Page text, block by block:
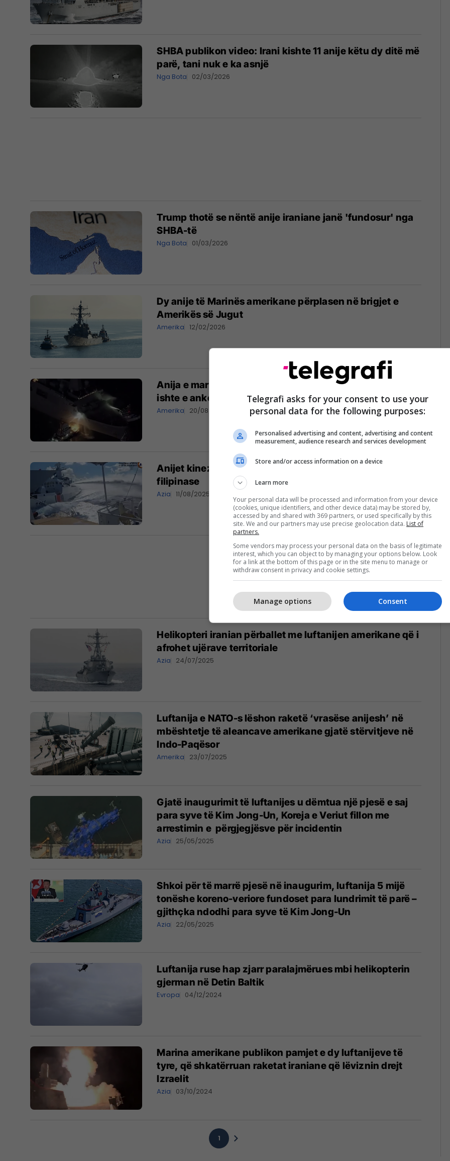
SHBA publikon video: Irani kishte 11 anije këtu dy ditë më
parë, tani nuk e ka asnjë
Nga Bota 02/03/2026
Trump thotë se nëntë anije iraniane janë 'fundosur' nga
SHBA-të
Nga Bota 01/03/2026
Dy anije të Marinës amerikane përplasen në brigjet e
Amerikës së Jugut
Amerika 12/02/2026
Anija e marinës amerikane përfshihet nga flakët ndërsa
ishte e ankoruar në Okinava të Japonisë
Amerika 20/08/2025
Anijet kineze përplasen ndërsa ndjekin një anije
filipinase
Azia 11/08/2025
Helikopteri iranian përballet me luftanijen amerikane që i
afrohet ujërave territoriale
Azia 24/07/2025
Luftanija e NATO-s lëshon raketë ‘vrasëse anijesh’ në
mbështetje të aleancave amerikane gjatë stërvitjeve në
Indo-Paqësor
Amerika 23/07/2025
Gjatë inaugurimit të luftanijes u dëmtua një pjesë e saj
para syve të Kim Jong-Un, Koreja e Veriut fillon me
arrestimin e përgjegjësve për incidentin
Azia 25/05/2025
Shkoi për të marrë pjesë në inaugurim, luftanija 5 mijë
tonëshe koreno-veriore fundoset para lundrimit të parë –
gjithçka ndodhi para syve të Kim Jong-Un
Azia 22/05/2025
Luftanija ruse hap zjarr paralajmërues mbi helikopterin
gjerman në Detin Baltik
Evropa 04/12/2024
Marina amerikane publikon pamjet e dy luftanijeve të
tyre, që shkatërruan raketat iraniane që lëviznin drejt
Izraelit
Azia 03/10/2024
1
Telegrafi asks for your consent to use your
personal data for the following purposes:
Personalised advertising and content, advertising and content
measurement, audience research and services development
Store and/or access information on a device
Learn more
Your personal data will be processed and information from your device
(cookies, unique identifiers, and other device data) may be stored by,
accessed by and shared with 369 partners, or used specifically by this
site. We and our partners may use precise geolocation data. List of
partners.
Some vendors may process your personal data on the basis of legitimate
interest, which you can object to by managing your options below. Look
for a link at the bottom of this page or in the site menu to manage or
withdraw consent in privacy and cookie settings.
Consent
Manage options